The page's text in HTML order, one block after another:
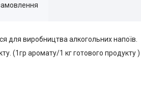
для виробництва алкогольних напоїв.
(1гр аромату/1 кг готового продукту )